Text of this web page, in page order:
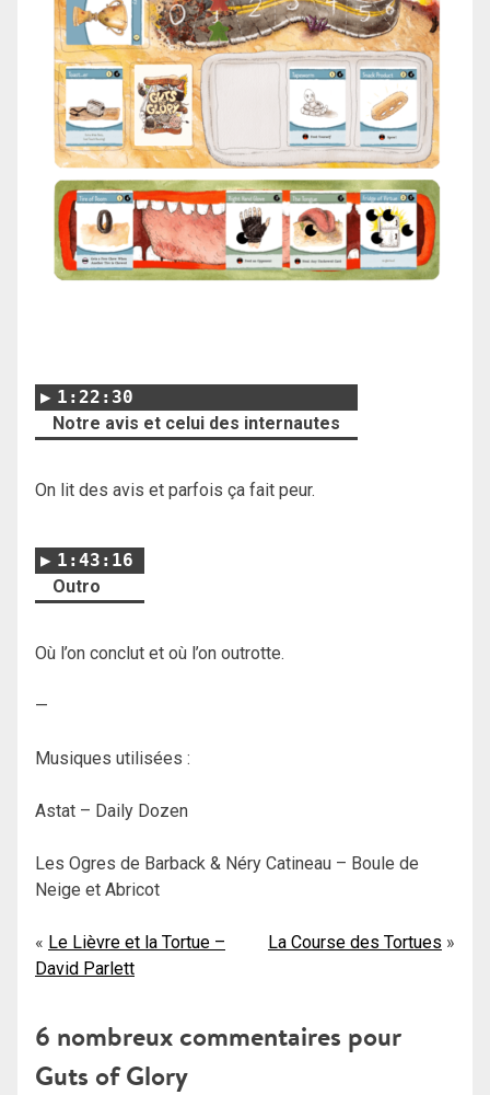
1:22:30
Notre avis et celui des internautes
On lit des avis et parfois ça fait peur.
1:43:16
Outro
Où l’on conclut et où l’on outrotte.
—
Musiques utilisées :
Astat – Daily Dozen
Les Ogres de Barback & Néry Catineau – Boule de
Neige et Abricot
Navigation
de
l’article
Le Lièvre et la Tortue –
David Parlett
La Course des Tortues
6 nombreux commentaires pour
Guts of Glory